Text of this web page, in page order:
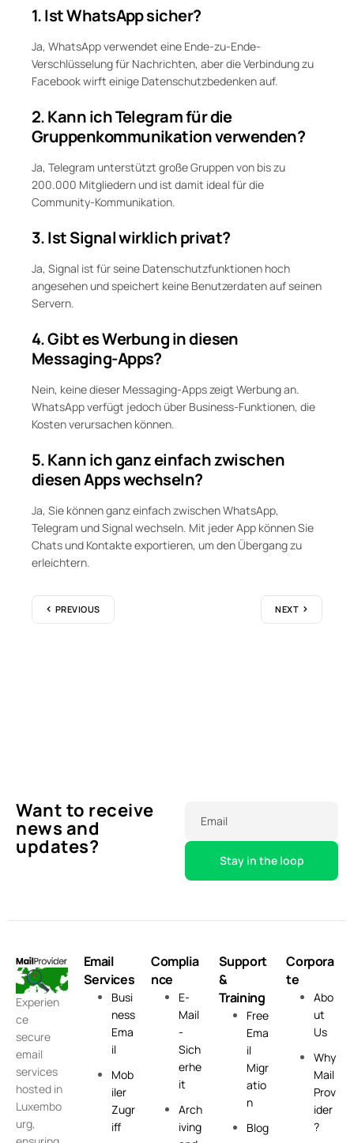
1. Ist WhatsApp sicher?
Ja, WhatsApp verwendet eine Ende-zu-Ende-
Verschlüsselung für Nachrichten, aber die Verbindung zu
Facebook wirft einige Datenschutzbedenken auf.
2. Kann ich Telegram für die
Gruppenkommunikation verwenden?
Ja, Telegram unterstützt große Gruppen von bis zu
200.000 Mitgliedern und ist damit ideal für die
Community-Kommunikation.
3. Ist Signal wirklich privat?
Ja, Signal ist für seine Datenschutzfunktionen hoch
angesehen und speichert keine Benutzerdaten auf seinen
Servern.
4. Gibt es Werbung in diesen
Messaging-Apps?
Nein, keine dieser Messaging-Apps zeigt Werbung an.
WhatsApp verfügt jedoch über Business-Funktionen, die
Kosten verursachen können.
5. Kann ich ganz einfach zwischen
diesen Apps wechseln?
Ja, Sie können ganz einfach zwischen WhatsApp,
Telegram und Signal wechseln. Mit jeder App können Sie
Chats und Kontakte exportieren, um den Übergang zu
erleichtern.
PREVIOUS NEXT
Want to receive
news and
updates?
Email
Experien
ce
secure
email
services
hosted in
Luxembo
urg,
Email
Services
Busi
ness
Ema
il
Mob
iler
Zugr
iff
Complia
nce
E-
Mail
-
Sich
erhe
it
Arch
iving
Support
&
Training
Free
Ema
il
Migr
atio
n
Blog
Corpora
te
Abo
ut
Us
Why
Mail
Prov
ider
?